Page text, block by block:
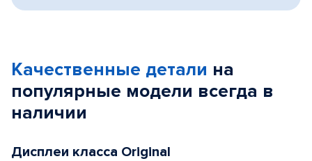
Качественные детали на
популярные модели всегда в
наличии
Дисплеи класса Original